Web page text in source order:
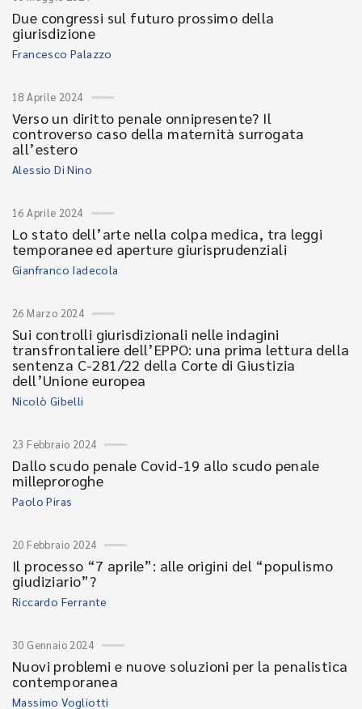
Due congressi sul futuro prossimo della
giurisdizione
Francesco Palazzo
18 Aprile 2024
Verso un diritto penale onnipresente? Il
controverso caso della maternità surrogata
all’estero
Alessio Di Nino
16 Aprile 2024
Lo stato dell’arte nella colpa medica, tra leggi
temporanee ed aperture giurisprudenziali
Gianfranco Iadecola
26 Marzo 2024
Sui controlli giurisdizionali nelle indagini
transfrontaliere dell’EPPO: una prima lettura della
sentenza C-281/22 della Corte di Giustizia
dell’Unione europea
Nicolò Gibelli
23 Febbraio 2024
Dallo scudo penale Covid-19 allo scudo penale
milleproroghe
Paolo Piras
20 Febbraio 2024
Il processo “7 aprile”: alle origini del “populismo
giudiziario”?
Riccardo Ferrante
30 Gennaio 2024
Nuovi problemi e nuove soluzioni per la penalistica
contemporanea
Massimo Vogliotti